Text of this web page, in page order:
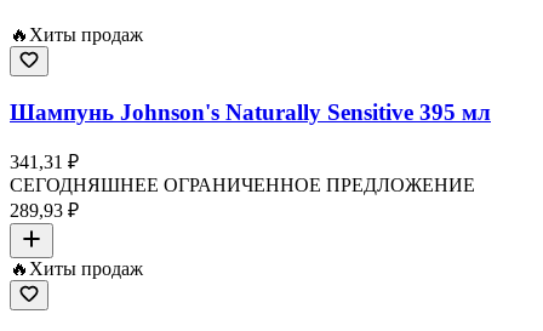
🔥 Хиты продаж
Шампунь Johnson's Naturally Sensitive 395 мл
341,31 ₽
СЕГОДНЯШНЕЕ ОГРАНИЧЕННОЕ ПРЕДЛОЖЕНИЕ
289,93 ₽
🔥 Хиты продаж